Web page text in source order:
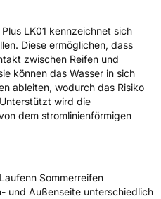
/ Alpine-Symbol Nein
(GPSR)
LK01 kennzeichnet sich
Diese ermöglichen, dass
zwischen Reifen und
können das Wasser in sich
ableiten, wodurch das Risiko
wird die
dem stromlinienförmigen
Sommerreifen
und Außenseite unterschiedlich